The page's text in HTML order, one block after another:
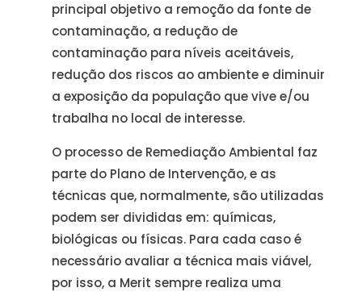
principal objetivo a remoção da fonte de
contaminação, a redução de
contaminação para níveis aceitáveis,
redução dos riscos ao ambiente e diminuir
a exposição da população que vive e/ou
trabalha no local de interesse.
O processo de Remediação Ambiental faz
parte do Plano de Intervenção, e as
técnicas que, normalmente, são utilizadas
podem ser divididas em: químicas,
biológicas ou físicas. Para cada caso é
necessário avaliar a técnica mais viável,
por isso, a Merit sempre realiza uma